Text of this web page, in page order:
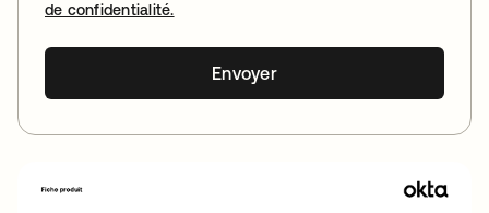
de confidentialité.
Envoyer